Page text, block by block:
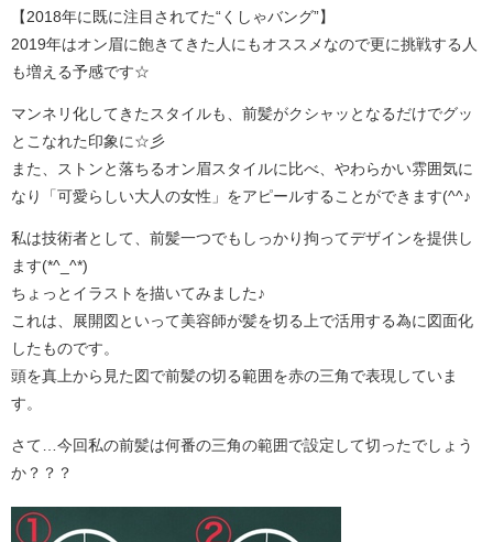
【2018年に既に注目されてた“くしゃバング”】
2019年はオン眉に飽きてきた人にもオススメなので更に挑戦する人
も増える予感です☆
マンネリ化してきたスタイルも、前髪がクシャッとなるだけでグッ
とこなれた印象に☆彡
また、ストンと落ちるオン眉スタイルに比べ、やわらかい雰囲気に
なり「可愛らしい大人の女性」をアピールすることができます(^^♪
私は技術者として、前髪一つでもしっかり拘ってデザインを提供し
ます(*^_^*)
ちょっとイラストを描いてみました♪
これは、展開図といって美容師が髪を切る上で活用する為に図面化
したものです。
頭を真上から見た図で前髪の切る範囲を赤の三角で表現していま
す。
さて…今回私の前髪は何番の三角の範囲で設定して切ったでしょう
か？？？